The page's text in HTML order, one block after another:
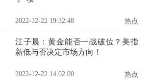
2022-12-22 19:32:48 热点
江子晨：黄金能否一战破位？美指
新低与否决定市场方向！
2022-12-22 14:02:00 热点